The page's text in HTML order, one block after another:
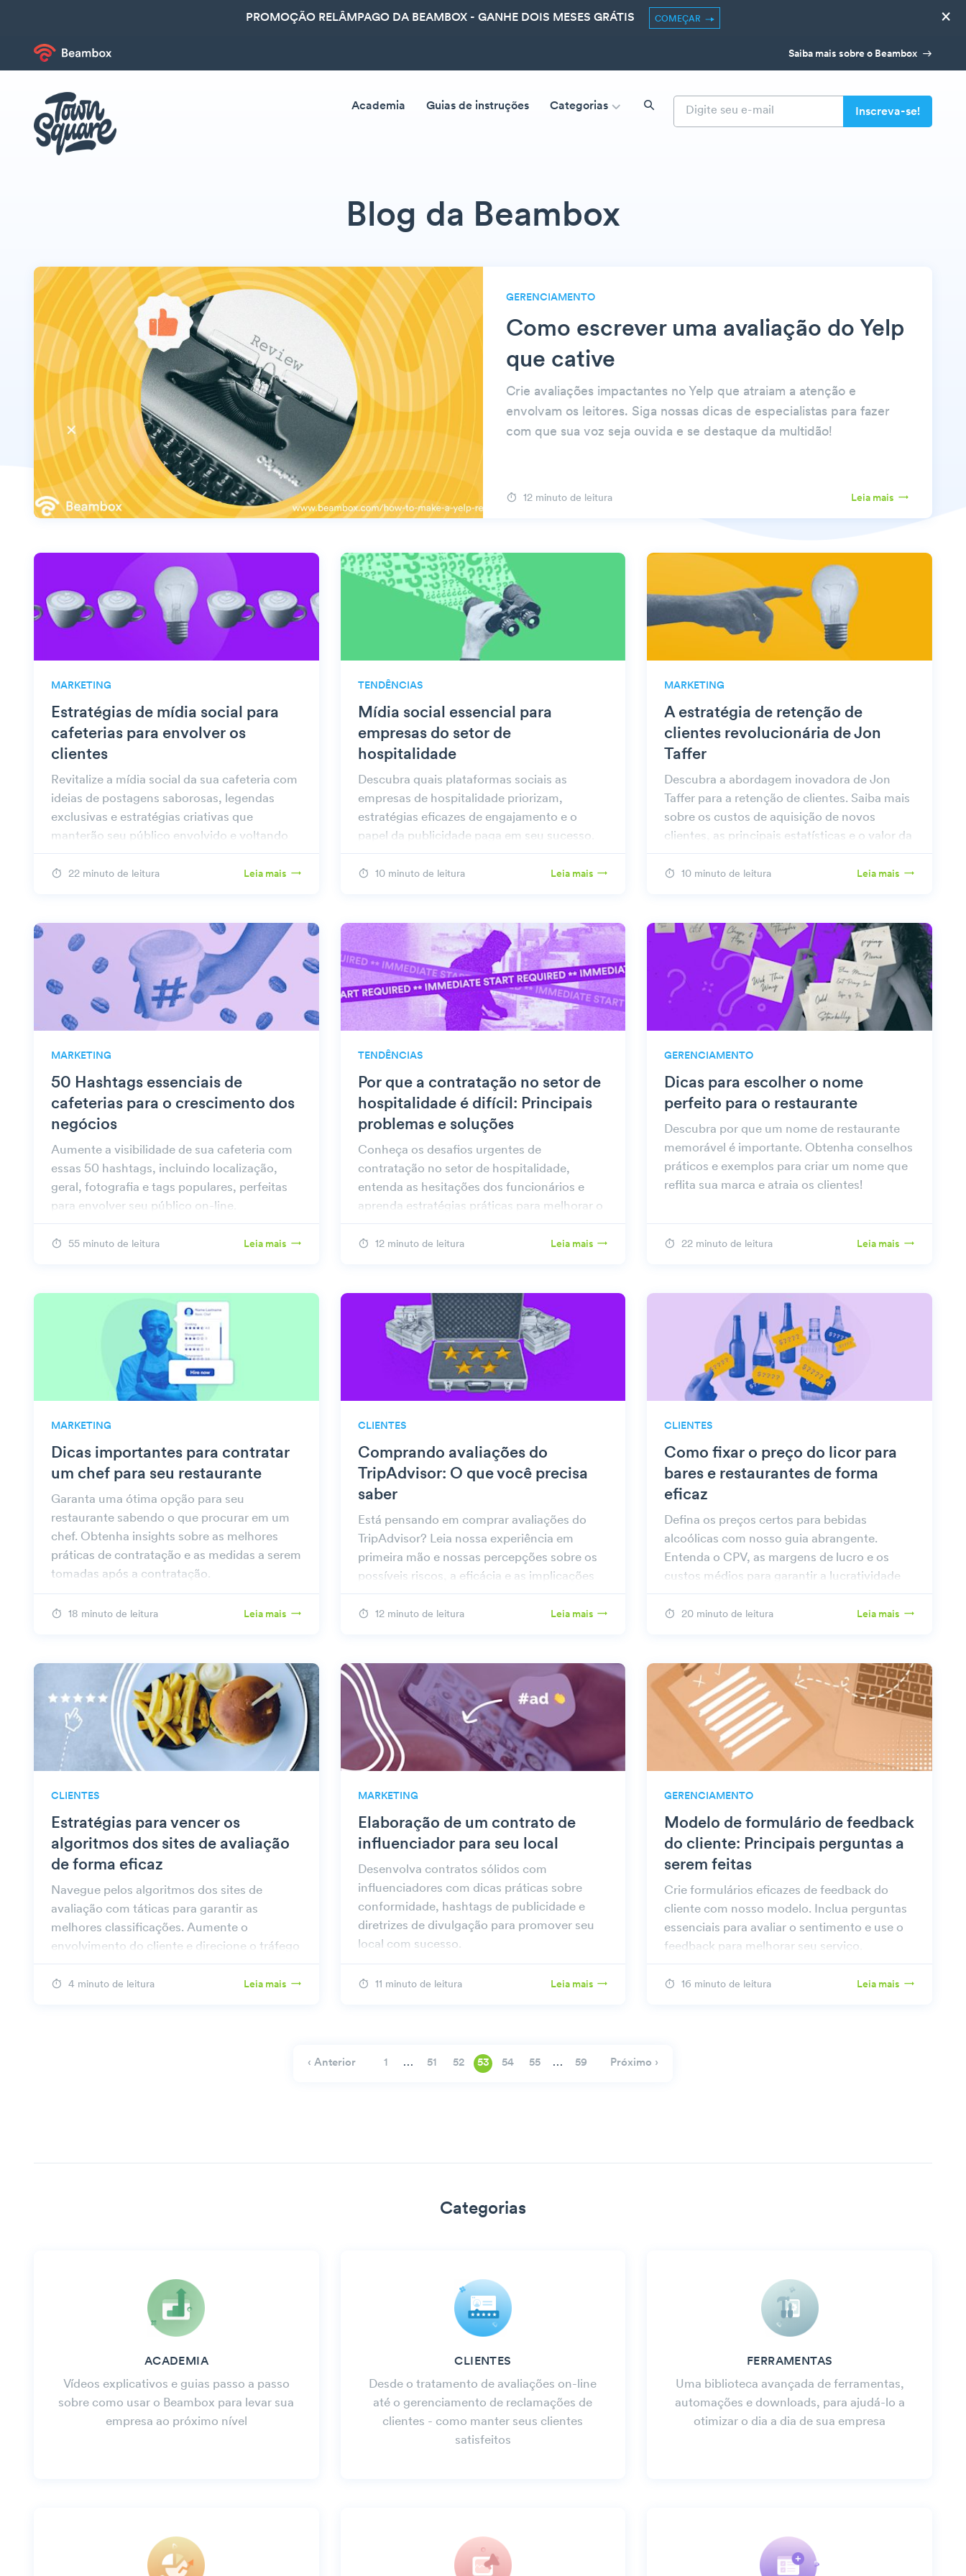
PROMOÇÃO RELÂMPAGO DA BEAMBOX - GANHE DOIS MESES GRÁTIS COMEÇAR ×
Saiba mais sobre o Beambox
Academia Guias de instruções Categorias
Blog da Beambox
GERENCIAMENTO
Como escrever uma avaliação do Yelp
que cative
Crie avaliações impactantes no Yelp que atraiam a atenção e
envolvam os leitores. Siga nossas dicas de especialistas para fazer
com que sua voz seja ouvida e se destaque da multidão!
12 minuto de leitura Leia mais
MARKETING
Estratégias de mídia social para
cafeterias para envolver os
clientes
Revitalize a mídia social da sua cafeteria com
ideias de postagens saborosas, legendas
exclusivas e estratégias criativas que
manterão seu público envolvido e voltando
para mais.
22 minuto de leitura Leia mais
TENDÊNCIAS
Mídia social essencial para
empresas do setor de
hospitalidade
Descubra quais plataformas sociais as
empresas de hospitalidade priorizam,
estratégias eficazes de engajamento e o
papel da publicidade paga em seu sucesso.
10 minuto de leitura Leia mais
MARKETING
A estratégia de retenção de
clientes revolucionária de Jon
Taffer
Descubra a abordagem inovadora de Jon
Taffer para a retenção de clientes. Saiba mais
sobre os custos de aquisição de novos
clientes, as principais estatísticas e o valor da
captura de dados de clientes.
10 minuto de leitura Leia mais
MARKETING
50 Hashtags essenciais de
cafeterias para o crescimento dos
negócios
Aumente a visibilidade de sua cafeteria com
essas 50 hashtags, incluindo localização,
geral, fotografia e tags populares, perfeitas
para envolver seu público on-line.
55 minuto de leitura Leia mais
TENDÊNCIAS
Por que a contratação no setor de
hospitalidade é difícil: Principais
problemas e soluções
Conheça os desafios urgentes de
contratação no setor de hospitalidade,
entenda as hesitações dos funcionários e
aprenda estratégias práticas para melhorar o
sucesso do recrutamento.
12 minuto de leitura Leia mais
GERENCIAMENTO
Dicas para escolher o nome
perfeito para o restaurante
Descubra por que um nome de restaurante
memorável é importante. Obtenha conselhos
práticos e exemplos para criar um nome que
reflita sua marca e atraia os clientes!
22 minuto de leitura Leia mais
MARKETING
Dicas importantes para contratar
um chef para seu restaurante
Garanta uma ótima opção para seu
restaurante sabendo o que procurar em um
chef. Obtenha insights sobre as melhores
práticas de contratação e as medidas a serem
tomadas após a contratação.
18 minuto de leitura Leia mais
CLIENTES
Comprando avaliações do
TripAdvisor: O que você precisa
saber
Está pensando em comprar avaliações do
TripAdvisor? Leia nossa experiência em
primeira mão e nossas percepções sobre os
possíveis riscos, a eficácia e as implicações
éticas envolvidas.
12 minuto de leitura Leia mais
CLIENTES
Como fixar o preço do licor para
bares e restaurantes de forma
eficaz
Defina os preços certos para bebidas
alcoólicas com nosso guia abrangente.
Entenda o CPV, as margens de lucro e os
custos médios para garantir a lucratividade
de seu bar ou restaurante.
20 minuto de leitura Leia mais
CLIENTES
Estratégias para vencer os
algoritmos dos sites de avaliação
de forma eficaz
Navegue pelos algoritmos dos sites de
avaliação com táticas para garantir as
melhores classificações. Aumente o
envolvimento do cliente e direcione o tráfego
de pedestres otimizando sua presença on-
line.4 minuto de leitura Leia mais
MARKETING
Elaboração de um contrato de
influenciador para seu local
Desenvolva contratos sólidos com
influenciadores com dicas práticas sobre
conformidade, hashtags de publicidade e
diretrizes de divulgação para promover seu
local com sucesso.
11 minuto de leitura Leia mais
GERENCIAMENTO
Modelo de formulário de feedback
do cliente: Principais perguntas a
serem feitas
Crie formulários eficazes de feedback do
cliente com nosso modelo. Inclua perguntas
essenciais para avaliar o sentimento e use o
feedback para melhorar seu serviço.
16 minuto de leitura Leia mais
‹ Anterior 1 … 51 52 53 54 55 … 59 Próximo ›
Categorias
ACADEMIA
Vídeos explicativos e guias passo a passo
sobre como usar o Beambox para levar sua
empresa ao próximo nível
CLIENTES
Desde o tratamento de avaliações on-line
até o gerenciamento de reclamações de
clientes - como manter seus clientes
satisfeitos
FERRAMENTAS
Uma biblioteca avançada de ferramentas,
automações e downloads, para ajudá-lo a
otimizar o dia a dia de sua empresa